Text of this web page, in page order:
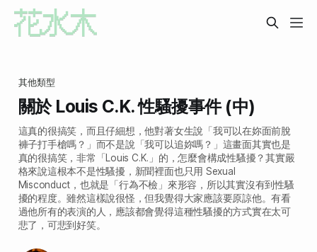
其他類型
關於 Louis C.K. 性騷擾事件 (中)
這真的很搞笑，而且仔細想，他對著女生說「我可以在妳面前脫
褲子打手槍嗎？」而不是說「我可以追妳嗎？」這畫面其實也是
真的很搞笑，非常「Louis C.K.」的，怎麼會構成性騷擾？其實嚴
格來說這根本不是性騷擾，新聞裡面也只用 Sexual
Misconduct，也就是「行為不檢」來形容，所以其實沒有到性騷
擾的程度。雖然這樣說很怪，但我覺得大家應該要原諒他。有看
過他所有的表演的人，應該都會覺得這種性騷擾的方式實在太可
悲了，可悲到好笑。